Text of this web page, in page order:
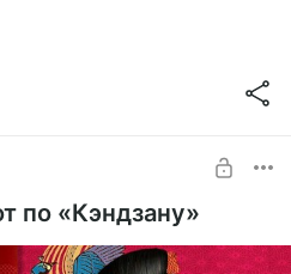
по «Кэндзану»